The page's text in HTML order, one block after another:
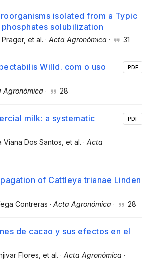
isolated from a Typic
solubilization
Prager, et al. · Acta Agronómica · 31
Willd. com o uso
Agronómica · 28
PDF
milk: a systematic
Viana Dos Santos , et al. · Acta
PDF
of Cattleya trianae Linden
Contreras · Acta Agronómica · 28
de cacao y sus efectos en el
Flores , et al. · Acta Agronómica ·